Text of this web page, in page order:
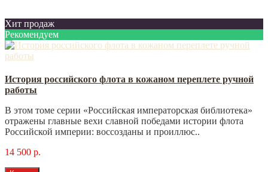
Хит продаж
Рекомендуем
История российского флота в кожаном переплете ручной
работы
В этом томе серии «Российская императорская библиотека»
отражены главные вехи славной победами истории флота
Российской империи: воссозданы и проиллюс..
14 500 р.